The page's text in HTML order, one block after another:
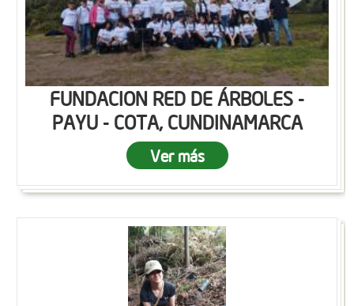
FUNDACION RED DE ÁRBOLES -
PAYU - COTA, CUNDINAMARCA
Ver más